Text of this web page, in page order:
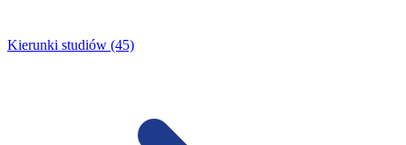
Kierunki studiów (45)